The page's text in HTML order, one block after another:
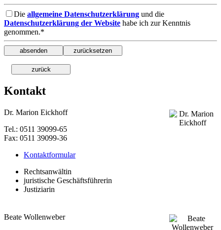
Die allgemeine Datenschutzerklärung und die
Datenschutzerklärung der Website habe ich zur Kenntnis
genommen.*
Kontakt
Dr. Marion Eickhoff
Tel.: 0511 39099-65
Fax: 0511 39099-36
Kontaktformular
Rechtsanwältin
juristische Geschäftsführerin
Justiziarin
Beate Wollenweber